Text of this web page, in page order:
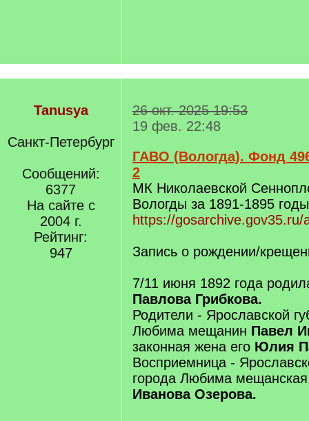
Tanusya
Санкт-Петербург
Сообщений:
6377
На сайте с
2004 г.
Рейтинг:
947
26 окт. 2025 19:53
19 фев. 22:48
ГАВО (Вологда). Фонд
2
МК Николаевской
Вологды за 1891-1895 годы
https://
Запись о рождении/
7/11 июня 1892 года
Павлова Грибкова.
Родители - Ярославской
Любима мещанин Павел
законная жена его Юлия
Восприемница -
города Любима
Иванова Озерова.